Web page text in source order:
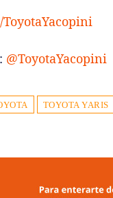
/ToyotaYacopini
: @ToyotaYacopini
TOYOTA YARIS